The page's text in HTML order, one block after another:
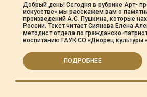
Добрый день! Сегодня в рубрике Арт-
искусстве» мы расскажем вам о
произведений А.С. Пушкина, которые
России. Текст читает Сиянова Елена
методист отдела по гражданско-
воспитанию ГАУК СО «Дворец культуры
ПОДРОБНЕЕ